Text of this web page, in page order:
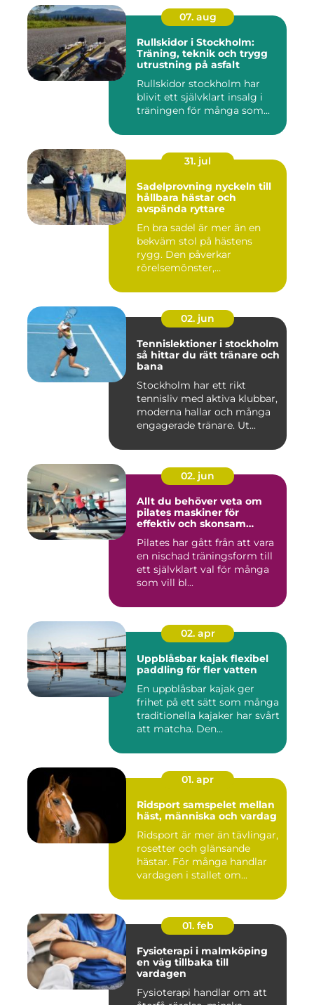
07. aug
Rullskidor i Stockholm:
Träning, teknik och trygg
utrustning på asfalt
Rullskidor stockholm har
blivit ett självklart insalg i
träningen för många som...
31. jul
Sadelprovning nyckeln till
hållbara hästar och
avspända ryttare
En bra sadel är mer än en
bekväm stol på hästens
rygg. Den påverkar
rörelsemönster,
02. jun
Tennislektioner i stockholm
så hittar du rätt tränare och
bana
Stockholm har ett rikt
tennisliv med aktiva klubbar,
moderna hallar och många
engagerade tränare. Ut...
02. jun
Allt du behöver veta om
pilates maskiner för
effektiv och skonsam
Pilates har gått från att vara
en nischad träningsform till
ett självklart val för många
som vill bl...
02. apr
Uppblåsbar kajak flexibel
paddling för fler vatten
En uppblåsbar kajak ger
frihet på ett sätt som många
traditionella kajaker har svårt
att matcha. Den...
01. apr
Ridsport samspelet mellan
häst, människa och vardag
Ridsport är mer än tävlingar,
rosetter och glänsande
hästar. För många handlar
vardagen i stallet om...
01. feb
Fysioterapi i malmköping
en väg tillbaka till
vardagen
Fysioterapi handlar om att